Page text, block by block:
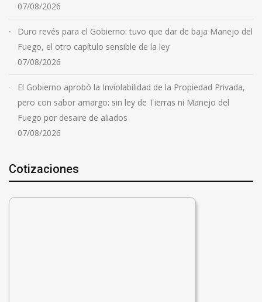
07/08/2026
Duro revés para el Gobierno: tuvo que dar de baja Manejo del
Fuego, el otro capítulo sensible de la ley
07/08/2026
El Gobierno aprobó la Inviolabilidad de la Propiedad Privada,
pero con sabor amargo: sin ley de Tierras ni Manejo del
Fuego por desaire de aliados
07/08/2026
Cotizaciones